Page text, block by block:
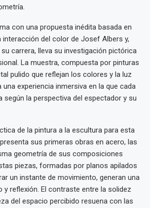
con una propuesta inédita basada en
del color de Josef Albers y,
carrera, lleva su investigación pictórica
La muestra, compuesta por pinturas
pulido que reflejan los colores y la luz
una experiencia inmersiva en la que cada
la perspectiva del espectador y su
de la pintura a la escultura para esta
sus primeras obras en acero, las
geometría de sus composiciones
piezas, formadas por planos apilados
un instante de movimiento, generan una
y reflexión. El contraste entre la solidez
del espacio percibido resuena con las